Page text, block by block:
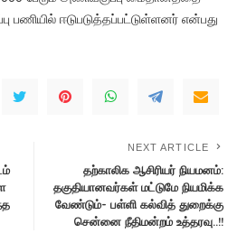
பணியில் ஈடுபடுத்தப்பட்டுள்ளனர் என்பது
NEXT ARTICLE
தற்காலிக ஆசிரியர் நியமனம்:
தகுதியானவர்கள் மட்டுமே நியமிக்க
வேண்டும்- பள்ளி கல்வித் துறைக்கு
சென்னை நீதிமன்றம் உத்தரவு..!!